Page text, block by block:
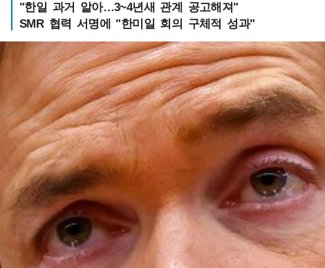
"한일 과거 알아…3~4년새 관계 공고해져"
SMR 협력 서명에 "한미일 회의 구체적 성과"